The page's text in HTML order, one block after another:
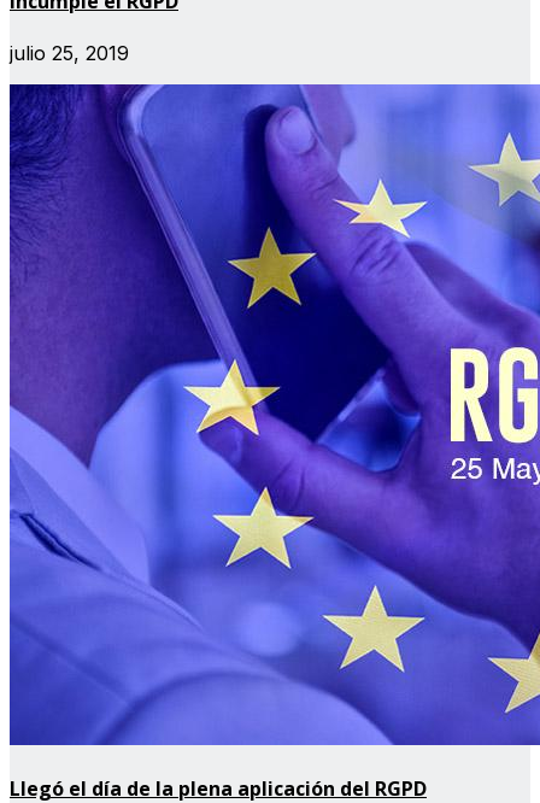
julio 25, 2019
Llegó el día de la plena aplicación del RGPD